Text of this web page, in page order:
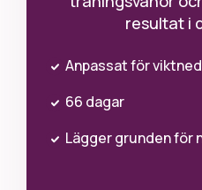
resultat i
Anpassat för
66 dagar
Lägger grunden för